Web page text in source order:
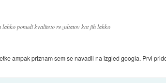
ponudi kvaliteto rezultatov kot jih lahko
ampak priznam sem se navadil na izgled googla. Prvi